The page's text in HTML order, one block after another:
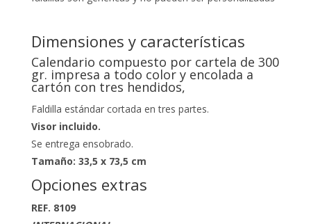
Dimensiones y características
Calendario compuesto por cartela de 300
gr. impresa a todo color y encolada a
cartón con tres hendidos,
Faldilla estándar cortada en tres partes.
Visor incluido.
Se entrega ensobrado.
Tamaño: 33,5 x 73,5 cm
Opciones extras
REF. 8109